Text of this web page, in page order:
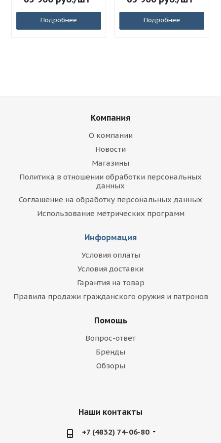
Подробнее Подробнее
Компания
О компании
Новости
Магазины
Политика в отношении обработки персональных
данных
Соглашение на обработку персональных данных
Использование метрических программ
Информация
Условия оплаты
Условия доставки
Гарантия на товар
Правила продажи гражданского оружия и патронов
Помощь
Вопрос-ответ
Бренды
Обзоры
Наши контакты
+7 (4832) 74-06-80